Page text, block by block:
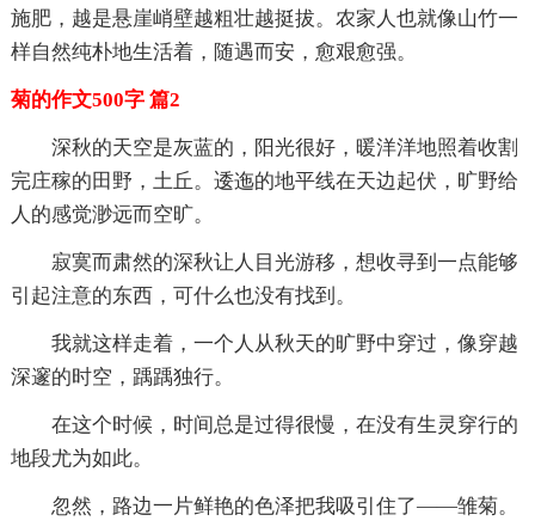
施肥，越是悬崖峭壁越粗壮越挺拔。农家人也就像山竹一
样自然纯朴地生活着，随遇而安，愈艰愈强。
菊的作文500字 篇2
深秋的天空是灰蓝的，阳光很好，暖洋洋地照着收割
完庄稼的田野，土丘。逶迤的地平线在天边起伏，旷野给
人的感觉渺远而空旷。
寂寞而肃然的深秋让人目光游移，想收寻到一点能够
引起注意的东西，可什么也没有找到。
我就这样走着，一个人从秋天的旷野中穿过，像穿越
深邃的时空，踽踽独行。
在这个时候，时间总是过得很慢，在没有生灵穿行的
地段尤为如此。
忽然，路边一片鲜艳的色泽把我吸引住了——雏菊。